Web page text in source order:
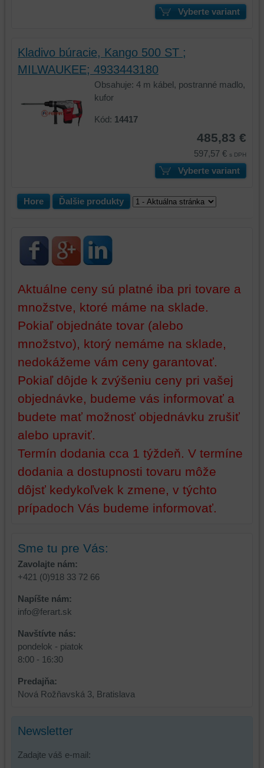
Vyberte variant
Kladivo búracie, Kango 500 ST ;
MILWAUKEE; 4933443180
Obsahuje: 4 m kábel, postranné madlo,
kufor
Kód: 14417
485,83 €
597,57 € s DPH
Vyberte variant
Hore Ďalšie produkty
Aktuálne ceny sú platné iba pri tovare a
množstve, ktoré máme na sklade.
Pokiaľ objednáte tovar (alebo
množstvo), ktorý nemáme na sklade,
nedokážeme vám ceny garantovať.
Pokiaľ dôjde k zvýšeniu ceny pri vašej
objednávke, budeme vás informovať a
budete mať možnosť objednávku zrušiť
alebo upraviť.
Termín dodania cca 1 týždeň. V termíne
dodania a dostupnosti tovaru môže
dôjsť kedykoľvek k zmene, v týchto
prípadoch Vás budeme informovať.
Sme tu pre Vás:
Zavolajte nám:
+421 (0)918 33 72 66
Napíšte nám:
info@ferart.sk
Navštívte nás:
pondelok - piatok
8:00 - 16:30
Predajňa:
Nová Rožňavská 3, Bratislava
Newsletter
Zadajte váš e-mail:
toho,
aby
používateľský
a/alebo
strán,
widgety
atď.